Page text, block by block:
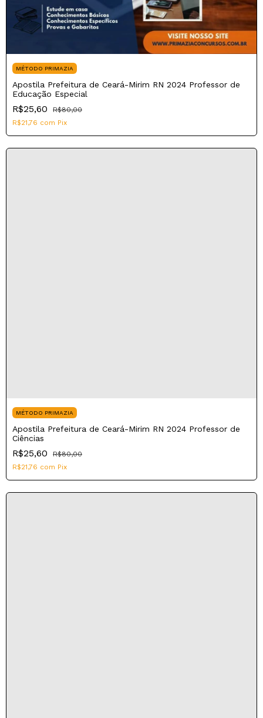
MÉTODO PRIMAZIA
Apostila Prefeitura de Ceará-Mirim RN 2024 Professor de
Educação Especial
R$25,60
R$80,00
R$21,76 com Pix
MÉTODO PRIMAZIA
Apostila Prefeitura de Ceará-Mirim RN 2024 Professor de
Ciências
R$25,60
R$80,00
R$21,76 com Pix